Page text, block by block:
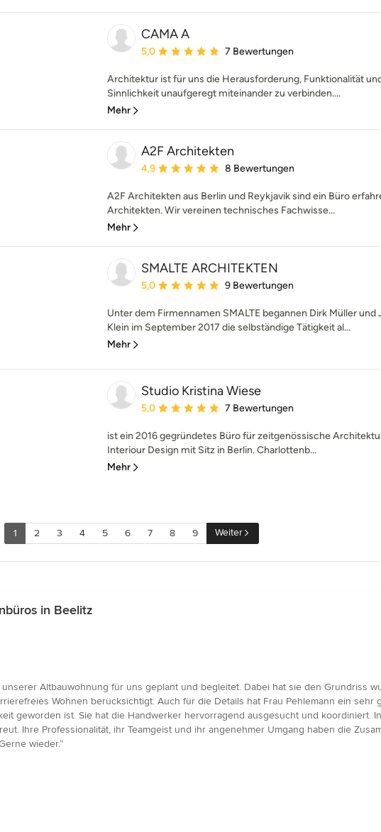
CAMA A
Durchschnittliche Bewertung: 5 von 5 Sternen
5,0 7 Bewertungen
Architektur ist für uns die Herausforderung, Funktionalität
Sinnlichkeit unaufgeregt miteinander zu verbinden....
Mehr
A2F Architekten
Durchschnittliche Bewertung: 4.9 von 5 Sternen
4,9 8 Bewertungen
A2F Architekten aus Berlin und Reykjavik sind ein Büro
Architekten. Wir vereinen technisches Fachwisse...
Mehr
SMALTE ARCHITEKTEN
Durchschnittliche Bewertung: 5 von 5 Sternen
5,0 9 Bewertungen
Unter dem Firmennamen SMALTE begannen Dirk Müller und
Klein im September 2017 die selbständige Tätigkeit al...
Mehr
Studio Kristina Wiese
Durchschnittliche Bewertung: 5 von 5 Sternen
5,0 7 Bewertungen
ist ein 2016 gegründetes Büro für zeitgenössische
Interiour Design mit Sitz in Berlin. Charlottenb...
Mehr
1 2 3 4 5 6 7 8 9 Weiter
in Beelitz
Altbauwohnung für uns geplant und begleitet. Dabei hat sie den Grundriss
Wohnen berücksichtigt. Auch für die Details hat Frau Pehlemann ein sehr
geworden ist. Sie hat die Handwerker hervorragend ausgesucht und koordiniert.
Ihre Professionalität, ihr Teamgeist und ihr angenehmer Umgang haben die
wieder.”